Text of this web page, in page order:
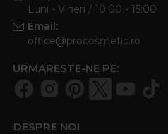
Luni - Vineri / 10:00 - 15:00
Email:
office@procosmetic.ro
URMARESTE-NE PE:
DESPRE NOI